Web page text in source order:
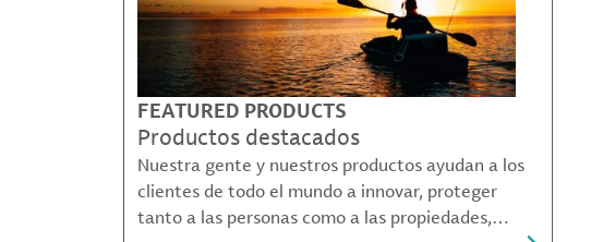
FEATURED PRODUCTS
Productos destacados
Nuestra gente y nuestros productos ayudan a los
clientes de todo el mundo a innovar, proteger
tanto a las personas como a las propiedades,